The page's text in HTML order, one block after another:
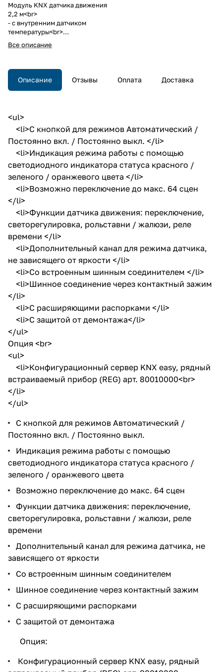
Модуль KNX датчика движения
2,2 м<br>
- с внутренним датчиком
температуры<br>
- с шинным соединителем
Модуль KNX датчика движения
- с внутренним датчиком
температуры
- с шинным соединителем
Все описание
Описание Отзывы Оплата Доставка
<ul>
<li>С кнопкой для режимов Автоматический /
Постоянно вкл. / Постоянно выкл. </li>
<li>Индикация режима работы с помощью
светодиодного индикатора статуса красного /
зеленого / оранжевого цвета </li>
<li>Возможно переключение до макс. 64 сцен
</li>
<li>Функции датчика движения: переключение,
светорегулировка, рольставни / жалюзи, реле
времени </li>
<li>Дополнительный канал для режима датчика,
не зависящего от яркости </li>
<li>Со встроенным шинным соединителем </li>
<li>Шинное соединение через контактный зажим
</li>
<li>С расширяющими распорками </li>
<li>С защитой от демонтажа</li>
</ul>
Опция <br>
<ul>
<li>Конфигурационный сервер KNX easy, рядный
встраиваемый прибор (REG) арт. 80010000<br>
</li>
</ul>
С кнопкой для режимов Автоматический /
Постоянно вкл. / Постоянно выкл.
Индикация режима работы с помощью
светодиодного индикатора статуса красного /
зеленого / оранжевого цвета
Возможно переключение до макс. 64 сцен
Функции датчика движения: переключение,
светорегулировка, рольставни / жалюзи, реле
времени
Дополнительный канал для режима датчика, не
зависящего от яркости
Со встроенным шинным соединителем
Шинное соединение через контактный зажим
С расширяющими распорками
С защитой от демонтажа
Опция:
Конфигурационный сервер KNX easy, рядный